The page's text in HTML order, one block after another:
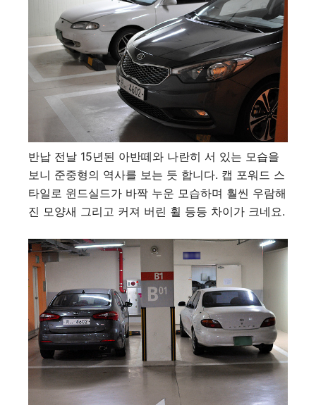
반납 전날 15년된 아반떼와 나란히 서 있는 모습을
보니 준중형의 역사를 보는 듯 합니다. 캡 포워드 스
타일로 윈드실드가 바짝 누운 모습하며 훨씬 우람해
진 모양새 그리고 커져 버린 휠 등등 차이가 크네요.